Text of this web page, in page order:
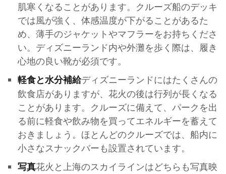
肌寒くなることがあります。クルーズ船のデッキ
では風が強く、体感温度が下がることがあるた
め、薄手のジャケットやマフラーをお持ちくださ
い。ディズニーランド内や外灘を歩く際は、履き
心地の良い靴が必須です。
軽食と水分補給ディズニーランドにはたくさんの
飲食店がありますが、花火の後は行列が長くなる
ことがあります。クルーズに備えて、パークを出
る前に軽食や飲み物を買ってエネルギーを蓄えて
おきましょう。ほとんどのクルーズでは、船内に
小さなスナックバーも設置されています。
写真花火と上海のスカイラインはどちらも写真映